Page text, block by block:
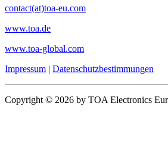
contact(at)toa-eu.com
www.toa.de
www.toa-global.com
Impressum | Datenschutzbestimmungen
Copyright © 2026 by TOA Electronics